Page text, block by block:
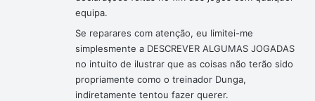
equipa.
Se reparares com atenção, eu limitei-me
simplesmente a DESCREVER ALGUMAS JOGADAS
no intuito de ilustrar que as coisas não terão sido
propriamente como o treinador Dunga,
indiretamente tentou fazer querer.